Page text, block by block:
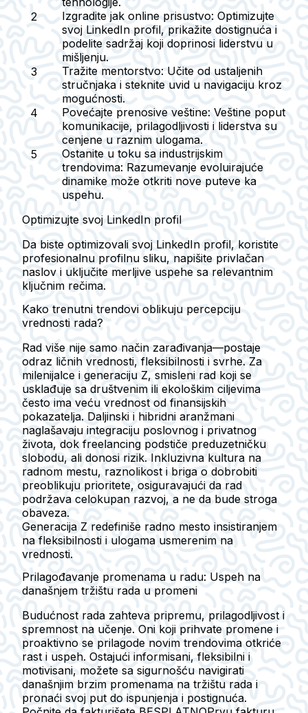
Izgradite jak online prisustvo: Optimizujte
svoj LinkedIn profil, prikažite dostignuća i
podelite sadržaj koji doprinosi liderstvu u
mišljenju.
Tražite mentorstvo: Učite od ustaljenih
stručnjaka i steknite uvid u navigaciju kroz
mogućnosti.
Povećajte prenosive veštine: Veštine poput
komunikacije, prilagodljivosti i liderstva su
cenjene u raznim ulogama.
Ostanite u toku sa industrijskim
trendovima: Razumevanje evoluirajuće
dinamike može otkriti nove puteve ka
uspehu.
Optimizujte svoj LinkedIn profil
Da biste optimizovali svoj LinkedIn profil, koristite
profesionalnu profilnu sliku, napišite privlačan
naslov i uključite merljive uspehe sa relevantnim
ključnim rečima.
Kako trenutni trendovi oblikuju percepciju
vrednosti rada?
Rad više nije samo način zarađivanja—postaje
odraz ličnih vrednosti, fleksibilnosti i svrhe. Za
milenijalce i generaciju Z, smisleni rad koji se
usklađuje sa društvenim ili ekološkim ciljevima
često ima veću vrednost od finansijskih
pokazatelja. Daljinski i hibridni aranžmani
naglašavaju integraciju poslovnog i privatnog
života, dok freelancing podstiče preduzetničku
slobodu, ali donosi rizik. Inkluzivna kultura na
radnom mestu, raznolikost i briga o dobrobiti
preoblikuju prioritete, osiguravajući da rad
podržava celokupan razvoj, a ne da bude stroga
obaveza.
Generacija Z redefiniše radno mesto insistiranjem
na fleksibilnosti i ulogama usmerenim na
vrednosti.
Prilagođavanje promenama u radu: Uspeh na
današnjem tržištu rada u promeni
Budućnost rada zahteva pripremu, prilagodljivost i
spremnost na učenje. Oni koji prihvate promene i
proaktivno se prilagode novim trendovima otkriće
rast i uspeh. Ostajući informisani, fleksibilni i
motivisani, možete sa sigurnošću navigirati
današnjim brzim promenama na tržištu rada i
pronaći svoj put do ispunjenja i postignuća.